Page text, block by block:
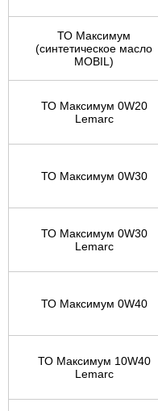
ТО Максимум
(cинтетическое масло
MOBIL)
ТО Максимум 0W20
Lemarc
ТО Максимум 0W30
ТО Максимум 0W30
Lemarc
ТО Максимум 0W40
ТО Максимум 10W40
Lemarc